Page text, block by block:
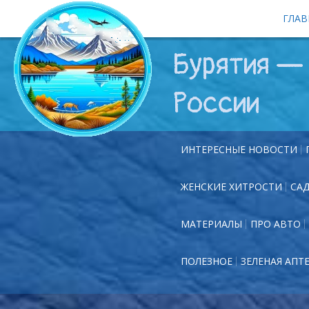
Бурятия —
России
ИНТЕРЕСНЫЕ НОВОСТИ
ЖЕНСКИЕ ХИТРОСТИ
МАТЕРИАЛЫ ПРО АВТО
ПОЛЕЗНОЕ ЗЕЛЕНАЯ